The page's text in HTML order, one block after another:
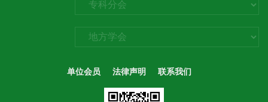
单位会员 法律声明 联系我们